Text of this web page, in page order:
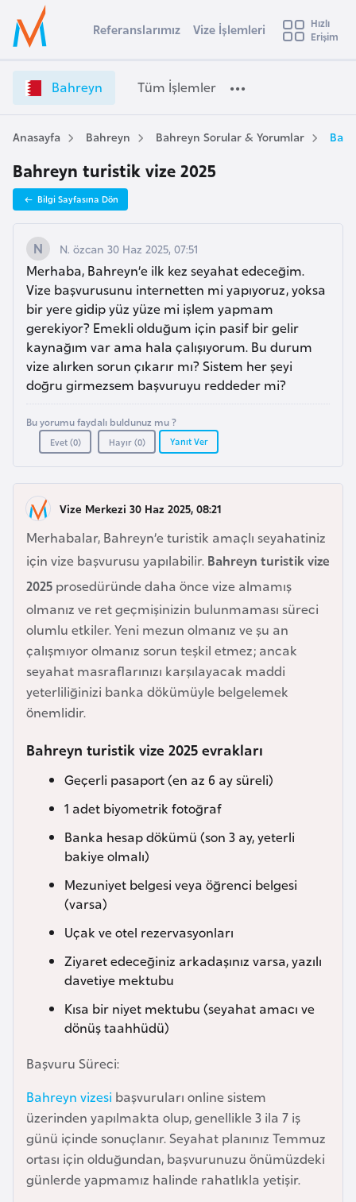
Ülke Seçimi
Başvuru yapmak istediğiniz ülkeyi seçin
Üye
Girişi
a
r
e
V
i
z
e
İ
ş
l
e
m
l
e
r
i
e
t
Referanslarımız Vize İşlemleri
Hızlı
Erişim
Bahreyn Tüm İşlemler
Anasayfa Bahreyn Bahreyn Sorular & Yorumlar
Bahreyn turistik vize 2025
Bilgi Sayfasına Dön
N. özcan 30 Haz 2025, 07:51
Merhaba, Bahreyn’e ilk kez seyahat edeceğim.
Vize başvurusunu internetten mi yapıyoruz, yoksa
bir yere gidip yüz yüze mi işlem yapmam
gerekiyor? Emekli olduğum için pasif bir gelir
kaynağım var ama hala çalışıyorum. Bu durum
vize alırken sorun çıkarır mı? Sistem her şeyi
doğru girmezsem başvuruyu reddeder mi?
Bu yorumu faydalı buldunuz mu ?
Evet (0) Hayır (0) Yanıt Ver
Vize Merkezi 30 Haz 2025, 08:21
Merhabalar, Bahreyn’e turistik amaçlı seyahatiniz
için vize başvurusu yapılabilir. Bahreyn turistik vize
2025 prosedüründe daha önce vize almamış
olmanız ve ret geçmişinizin bulunmaması süreci
olumlu etkiler. Yeni mezun olmanız ve şu an
çalışmıyor olmanız sorun teşkil etmez; ancak
seyahat masraflarınızı karşılayacak maddi
yeterliliğinizi banka dökümüyle belgelemek
önemlidir.
Bahreyn turistik vize 2025 evrakları
Geçerli pasaport (en az 6 ay süreli)
1 adet biyometrik fotoğraf
Banka hesap dökümü (son 3 ay, yeterli
bakiye olmalı)
Mezuniyet belgesi veya öğrenci belgesi
(varsa)
Uçak ve otel rezervasyonları
Ziyaret edeceğiniz arkadaşınız varsa, yazılı
davetiye mektubu
Kısa bir niyet mektubu (seyahat amacı ve
dönüş taahhüdü)
Başvuru Süreci:
Bahreyn vizesi başvuruları online sistem
üzerinden yapılmakta olup, genellikle 3 ila 7 iş
günü içinde sonuçlanır. Seyahat planınız Temmuz
ortası için olduğundan, başvurunuzu önümüzdeki
günlerde yapmamız halinde rahatlıkla yetişir.
s
t
r
a
A
u
s
t
u
y
a
A
z
r
b
a
y
c
a
n
a
r
y
l
r
u
s